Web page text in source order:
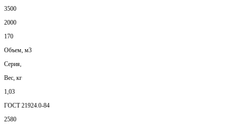
3500
2000
170
Объем, м3
Серия,
Вес, кг
1,03
ГОСТ 21924.0-84
2580